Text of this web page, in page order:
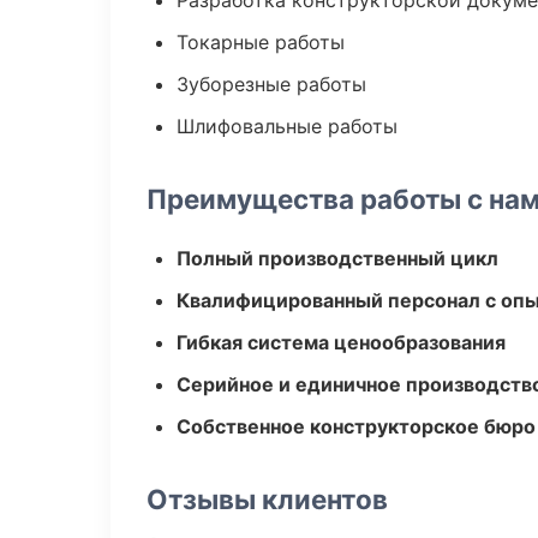
Токарные работы
Зуборезные работы
Шлифовальные работы
Преимущества работы с
Полный производственный цикл
Квалифицированный персонал с
Гибкая система ценообразования
Серийное и единичное
Собственное конструкторское бюро
Отзывы клиентов